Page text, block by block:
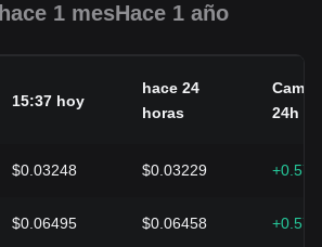
hace 1 mesHace 1 año
15:37 hoy
hace 24
horas
24h
$0.03248 $0.03229
$0.06495 $0.06458